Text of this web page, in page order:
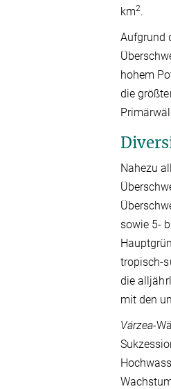
km2.
Aufgrund
hohem
die
Nahezu
sowie 5-
tropisch-
die
mit den
Várzea-